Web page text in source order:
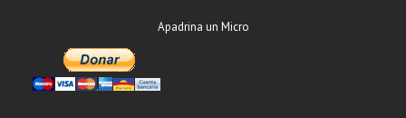
Apadrina un Micro